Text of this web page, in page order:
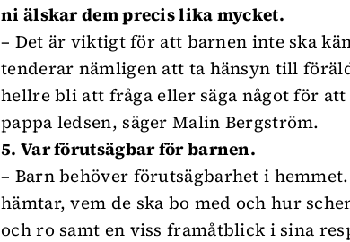
ni älskar dem precis lika mycket.
– Det är viktigt för att barnen inte ska
tenderar nämligen att ta hänsyn till
hellre bli att fråga eller säga något för
pappa ledsen, säger Malin Bergström.
5. Var förutsägbar för barnen.
– Barn behöver förutsägbarhet i
hämtar, vem de ska bo med och hur
och ro samt en viss framåtblick i sina